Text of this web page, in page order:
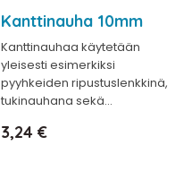
Kanttinauha 10mm
Kanttinauhaa käytetään
yleisesti esimerkiksi
pyyhkeiden ripustuslenkkinä,
tukinauhana sekä...
Hinta
3,24 €